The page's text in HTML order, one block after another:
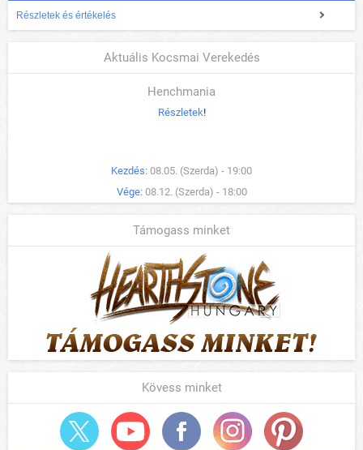
Részletek és értékelés
Aktuális Kocsmai Verekedés
Henchmania
Részletek!
Kezdés: 08.05. (Szerda) - 19:00
Vége: 08.12. (Szerda) - 18:00
Támogass minket
Kövess minket